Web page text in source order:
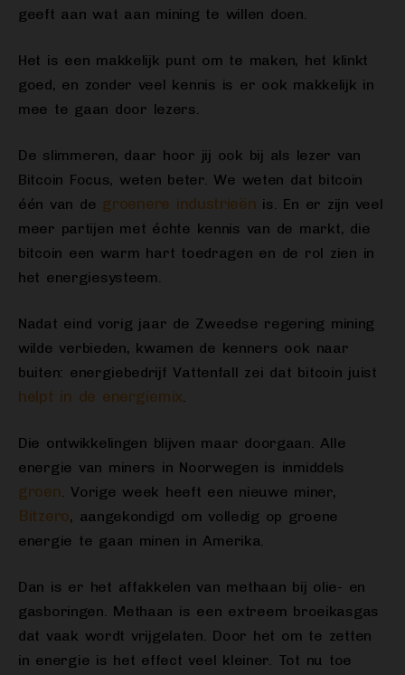
geeft aan wat aan mining te willen doen.
Het is een makkelijk punt om te maken, het klinkt
goed, en zonder veel kennis is er ook makkelijk in
mee te gaan door lezers.
De slimmeren, daar hoor jij ook bij als lezer van
Bitcoin Focus, weten beter. We weten dat bitcoin
één van de groenere industrieën is. En er zijn veel
meer partijen met échte kennis van de markt, die
bitcoin een warm hart toedragen en de rol zien in
het energiesysteem.
Nadat eind vorig jaar de Zweedse regering mining
wilde verbieden, kwamen de kenners ook naar
buiten: energiebedrijf Vattenfall zei dat bitcoin juist
helpt in de energiemix.
Die ontwikkelingen blijven maar doorgaan. Alle
energie van miners in Noorwegen is inmiddels
groen. Vorige week heeft een nieuwe miner,
Bitzero, aangekondigd om volledig op groene
energie te gaan minen in Amerika.
Dan is er het affakkelen van methaan bij olie- en
gasboringen. Methaan is een extreem broeikasgas
dat vaak wordt vrijgelaten. Door het om te zetten
in energie is het effect veel kleiner. Tot nu toe